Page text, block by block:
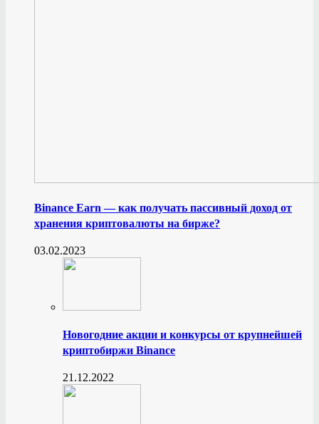
Binance Earn — как получать пассивный доход от
хранения криптовалюты на бирже?
03.02.2023
Новогодние акции и конкурсы от крупнейшей
криптобиржи Binance
21.12.2022